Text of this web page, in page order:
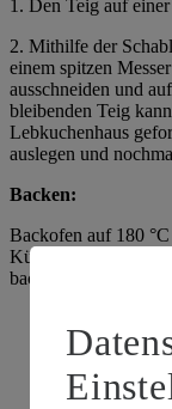
1. Den Teig auf
2. Mithilfe der
einem spitzen
ausschneiden und
bleibenden Teig
Lebkuchenhaus
auslegen und
Backen:
Backofen auf 180
Kühlschrank
backen, bis die